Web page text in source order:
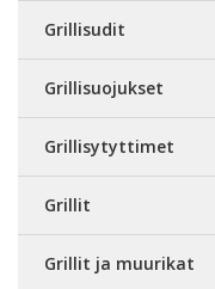
Grillisudit
Grillisuojukset
Grillisytyttimet
Grillit
Grillit ja muurikat